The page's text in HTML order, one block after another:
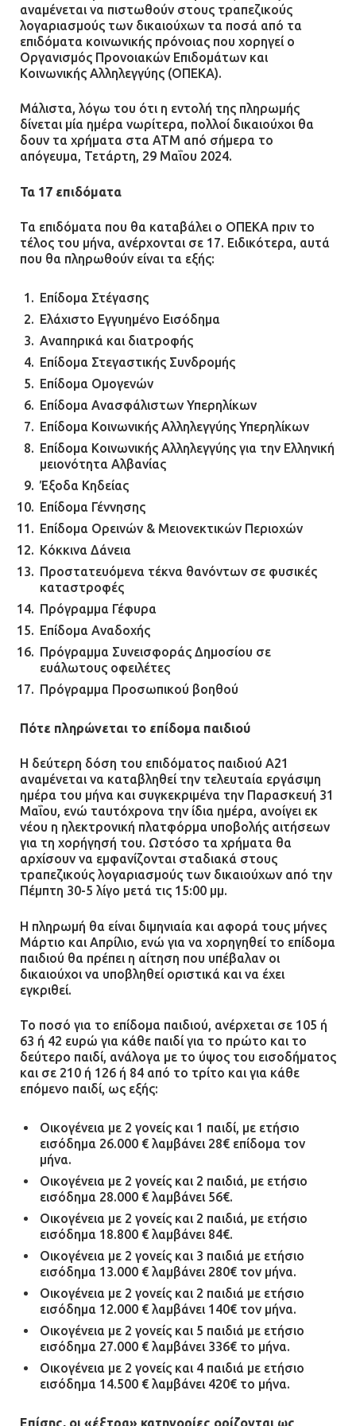
αστυνομικοί για τους
πυροβολισμούς κατά του 20χρονου
με αναπηρία
11.07.2026 | 22:59
Ένα πουλί «υπεύθυνο» για την
πρωινή διακοπή ρεύματος στη
Μάνδρα
Φωτιά σε επιχείρηση στον
Ασπρόπυργο – Ήχησε το 112
09.07.2026 | 09:19
Δίωξη για απόπειρα
ανθρωποκτονίας στους δύο
αστυνομικούς
08.07.2026 | 22:30
Ομαδικός βιασμός 19χρονης στο
Α.Τ. Ομονοίας: Ο Εισαγγελέας
πρότεινε την αθώωση των
αστυνομικών
08.07.2026 | 16:24
Ο δήμαρχος Μάνδρας δώρισε όλους
τους μισθούς του 2025 στο Θριάσιο
για μηχάνημα καρδιολογικών
επεμβάσεων
08.07.2026 | 15:02
ΔΗΜΟΣ ΜΑΝΔΡΑΣ ΕΙΔΥΛΛΙΑΣ: Δύο
νέα πολυδύναμα οχήματα 4×4
08.07.2026 | 09:40
Ομάδα ατόμων επιτέθηκε με
ρόπαλα και μαχαίρια σε δύο
ανήλικους
08.07.2026 | 09:38
Άνω Λιόσια: Έριξαν τα ναρκωτικά
σε σκουπιδοφάγο για να μη τα βρει
τον ειδικό σκύλο
07.07.2026 | 09:56
κατοίκους για την οδό Άρεως –
«Τρέχουν με 90 χλμ. μέσα στη
γειτονιά»
07.07.2026 | 09:48
αναμένεται να πιστωθούν στους τραπεζικούς
λογαριασμούς των δικαιούχων τα ποσά από τα
επιδόματα κοινωνικής πρόνοιας που χορηγεί ο
Οργανισμός Προνοιακών Επιδομάτων και
Κοινωνικής Αλληλεγγύης (ΟΠΕΚΑ).
Μάλιστα, λόγω του ότι η εντολή της πληρωμής
δίνεται μία ημέρα νωρίτερα, πολλοί δικαιούχοι θα
δουν τα χρήματα στα ΑΤΜ από σήμερα το
απόγευμα, Τετάρτη, 29 Μαΐου 2024.
Τα 17 επιδόματα
Τα επιδόματα που θα καταβάλει ο ΟΠΕΚΑ πριν το
τέλος του μήνα, ανέρχονται σε 17. Ειδικότερα, αυτά
που θα πληρωθούν είναι τα εξής:
Επίδομα Στέγασης
Ελάχιστο Εγγυημένο Εισόδημα
Αναπηρικά και διατροφής
Επίδομα Στεγαστικής Συνδρομής
Επίδομα Ομογενών
Επίδομα Ανασφάλιστων Υπερηλίκων
Επίδομα Κοινωνικής Αλληλεγγύης Υπερηλίκων
Επίδομα Κοινωνικής Αλληλεγγύης για την Ελληνική
μειονότητα Αλβανίας
Έξοδα Κηδείας
Επίδομα Γέννησης
Επίδομα Ορεινών & Μειονεκτικών Περιοχών
Κόκκινα Δάνεια
Προστατευόμενα τέκνα θανόντων σε φυσικές
καταστροφές
Πρόγραμμα Γέφυρα
Επίδομα Αναδοχής
Πρόγραμμα Συνεισφοράς Δημοσίου σε
ευάλωτους οφειλέτες
Πρόγραμμα Προσωπικού βοηθού
Πότε πληρώνεται το επίδομα παιδιού
Η δεύτερη δόση του επιδόματος παιδιού Α21
αναμένεται να καταβληθεί την τελευταία εργάσιμη
ημέρα του μήνα και συγκεκριμένα την Παρασκευή 31
Μαΐου, ενώ ταυτόχρονα την ίδια ημέρα, ανοίγει εκ
νέου η ηλεκτρονική πλατφόρμα υποβολής αιτήσεων
για τη χορήγησή του. Ωστόσο τα χρήματα θα
αρχίσουν να εμφανίζονται σταδιακά στους
τραπεζικούς λογαριασμούς των δικαιούχων από την
Πέμπτη 30-5 λίγο μετά τις 15:00 μμ.
Η πληρωμή θα είναι διμηνιαία και αφορά τους μήνες
Μάρτιο και Απρίλιο, ενώ για να χορηγηθεί το επίδομα
παιδιού θα πρέπει η αίτηση που υπέβαλαν οι
δικαιούχοι να υποβληθεί οριστικά και να έχει
εγκριθεί.
Το ποσό για το επίδομα παιδιού, ανέρχεται σε 105 ή
63 ή 42 ευρώ για κάθε παιδί για το πρώτο και το
δεύτερο παιδί, ανάλογα με το ύψος του εισοδήματος
και σε 210 ή 126 ή 84 από το τρίτο και για κάθε
επόμενο παιδί, ως εξής:
Οικογένεια με 2 γονείς και 1 παιδί, με ετήσιο
εισόδημα 26.000 € λαμβάνει 28€ επίδομα τον
μήνα.
Οικογένεια με 2 γονείς και 2 παιδιά, με ετήσιο
εισόδημα 28.000 € λαμβάνει 56€.
Οικογένεια με 2 γονείς και 2 παιδιά, με ετήσιο
εισόδημα 18.800 € λαμβάνει 84€.
Οικογένεια με 2 γονείς και 3 παιδιά με ετήσιο
εισόδημα 13.000 € λαμβάνει 280€ τον μήνα.
Οικογένεια με 2 γονείς και 2 παιδιά με ετήσιο
εισόδημα 12.000 € λαμβάνει 140€ τον μήνα.
Οικογένεια με 2 γονείς και 5 παιδιά με ετήσιο
εισόδημα 27.000 € λαμβάνει 336€ το μήνα.
Οικογένεια με 2 γονείς και 4 παιδιά με ετήσιο
εισόδημα 14.500 € λαμβάνει 420€ το μήνα.
Επίσης, οι «έξτρα» κατηγορίες ορίζονται ως